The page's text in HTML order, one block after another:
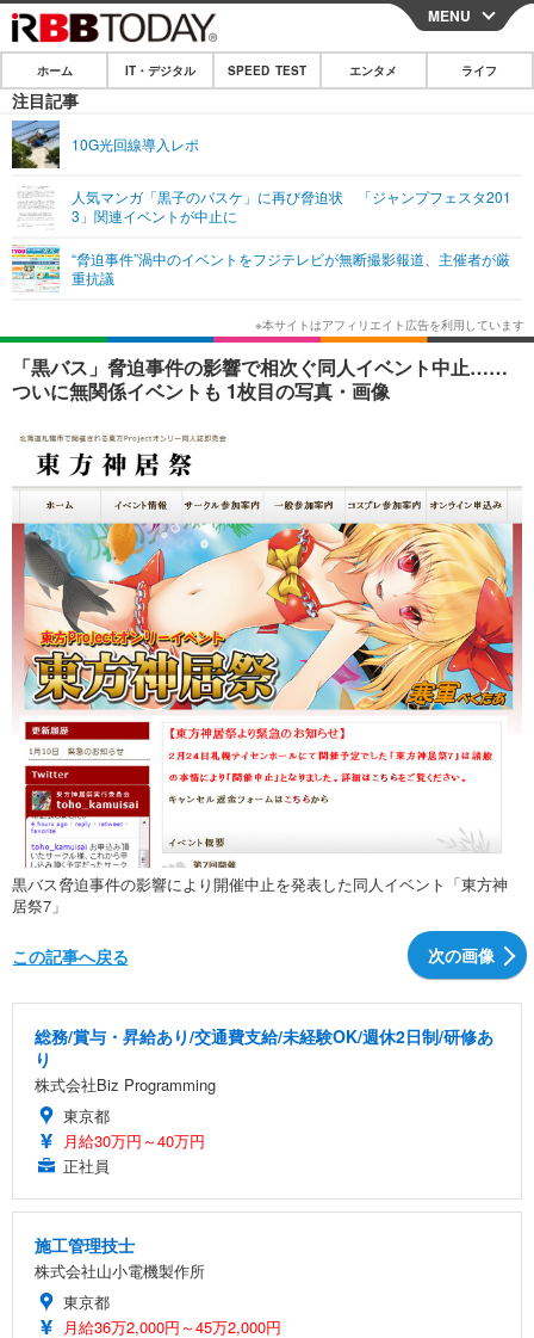
CLOSE
ホーム
IT・デジタル
ネタ
ショッピング その他
エンタメ
エンタメTOP
韓国・芸能
音楽 スポーツ
ショッピング
ライフ
ライフTOP グルメ
ペット ショッピング
リリース一覧
プッシュ通知の停止方法
MENU
ホーム IT・デジタル SPEED TEST エンタメ ライフ
注目記事
10G光回線導入レポ
人気マンガ「黒子のバスケ」に再び脅迫状 「ジャンプフェスタ201
3」関連イベントが中止に
“脅迫事件”渦中のイベントをフジテレビが無断撮影報道、主催者が厳
重抗議
「黒バス」脅迫事件の影響で相次ぐ同人イベント中止……
ついに無関係イベントも 1枚目の写真・画像
黒バス脅迫事件の影響により開催中止を発表した同人イベント「東方神
居祭7」
次の画像
この記事へ戻る
総務/賞与・昇給あり/交通費支給/未経験OK/週休2日制/研修あ
り
株式会社Biz Programming
東京都
月給30万円～40万円
正社員
施工管理技士
株式会社山小電機製作所
東京都
月給36万2,000円～45万2,000円